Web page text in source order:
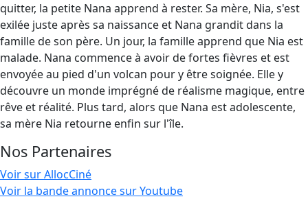
quitter, la petite Nana apprend à rester. Sa mère, Nia, s'est
exilée juste après sa naissance et Nana grandit dans la
famille de son père. Un jour, la famille apprend que Nia est
malade. Nana commence à avoir de fortes fièvres et est
envoyée au pied d'un volcan pour y être soignée. Elle y
découvre un monde imprégné de réalisme magique, entre
rêve et réalité. Plus tard, alors que Nana est adolescente,
sa mère Nia retourne enfin sur l'île.
Nos Partenaires
Voir sur AllocCiné
Voir la bande annonce sur Youtube